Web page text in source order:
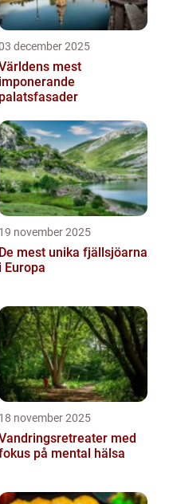
december 2025
mest
imponerande
palatsfasader
19 november 2025
De mest unika fjällsjöarna
i Europa
18 november 2025
med
på mental hälsa